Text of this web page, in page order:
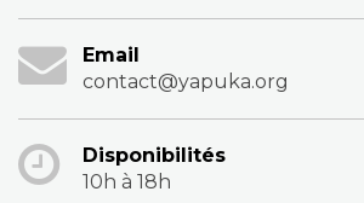
Email
contact@yapuka.org
Disponibilités
10h à 18h